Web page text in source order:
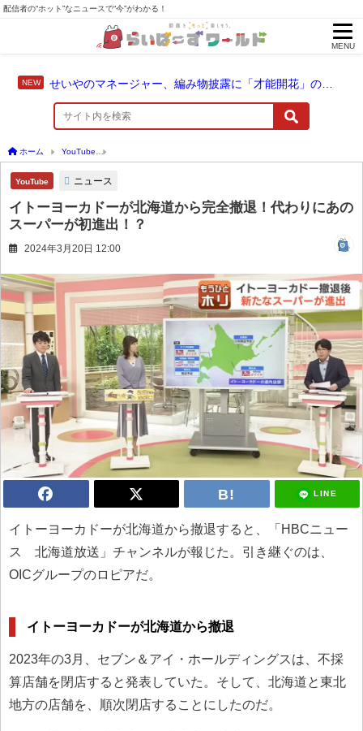
配信者の“ホット”なニュースで“今”がわかる！
MENU
せいやのマネージャー、編み物披露に「才能開花」の予感
ホーム YouTube
YouTube ニュース
イトーヨーカドーが北海道から完全撤退！代わりにあの
スーパーが初進出！？
2024年3月20日 12:00
LINE
イトーヨーカドーが北海道から撤退すると、「HBCニュー
ス 北海道放送」チャンネルが報じた。引き継ぐのは、
OICグループのロピアだ。
イトーヨーカドーが北海道から撤退
2023年の3月、セブン＆アイ・ホールディングスは、不採
算店舗を閉店すると発表していた。そして、北海道と東北
地方の店舗を、順次閉店することにしたのだ。